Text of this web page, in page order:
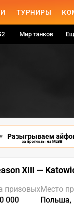
ТУРНИРЫ
Мир танков
Разыгрываем
за прогнозы на MLBB
XIII —
призовых
000
Место
Польша,